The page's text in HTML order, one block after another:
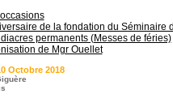
de la fondation du Séminaire
permanents (Messes de féries)
de Mgr Ouellet
Octobre 2018